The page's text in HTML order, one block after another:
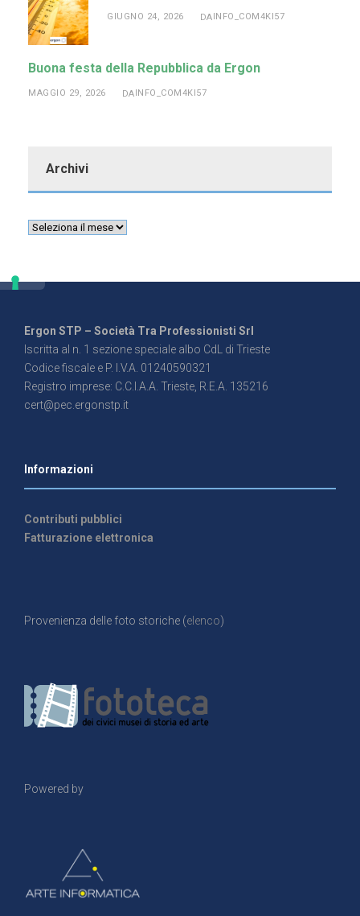
GIUGNO 24, 2026 DAINFO_COM4KI57
Buona festa della Repubblica da Ergon
MAGGIO 29, 2026 DAINFO_COM4KI57
Archivi
Ergon STP – Società Tra Professionisti Srl
Iscritta al n. 1 sezione speciale albo CdL di Trieste
Codice fiscale e P. I.V.A. 01240590321
Registro imprese: C.C.I.A.A. Trieste, R.E.A. 135216
cert@pec.ergonstp.it
Informazioni
Contributi pubblici
Fatturazione elettronica
Provenienza delle foto storiche (elenco)
Powered by